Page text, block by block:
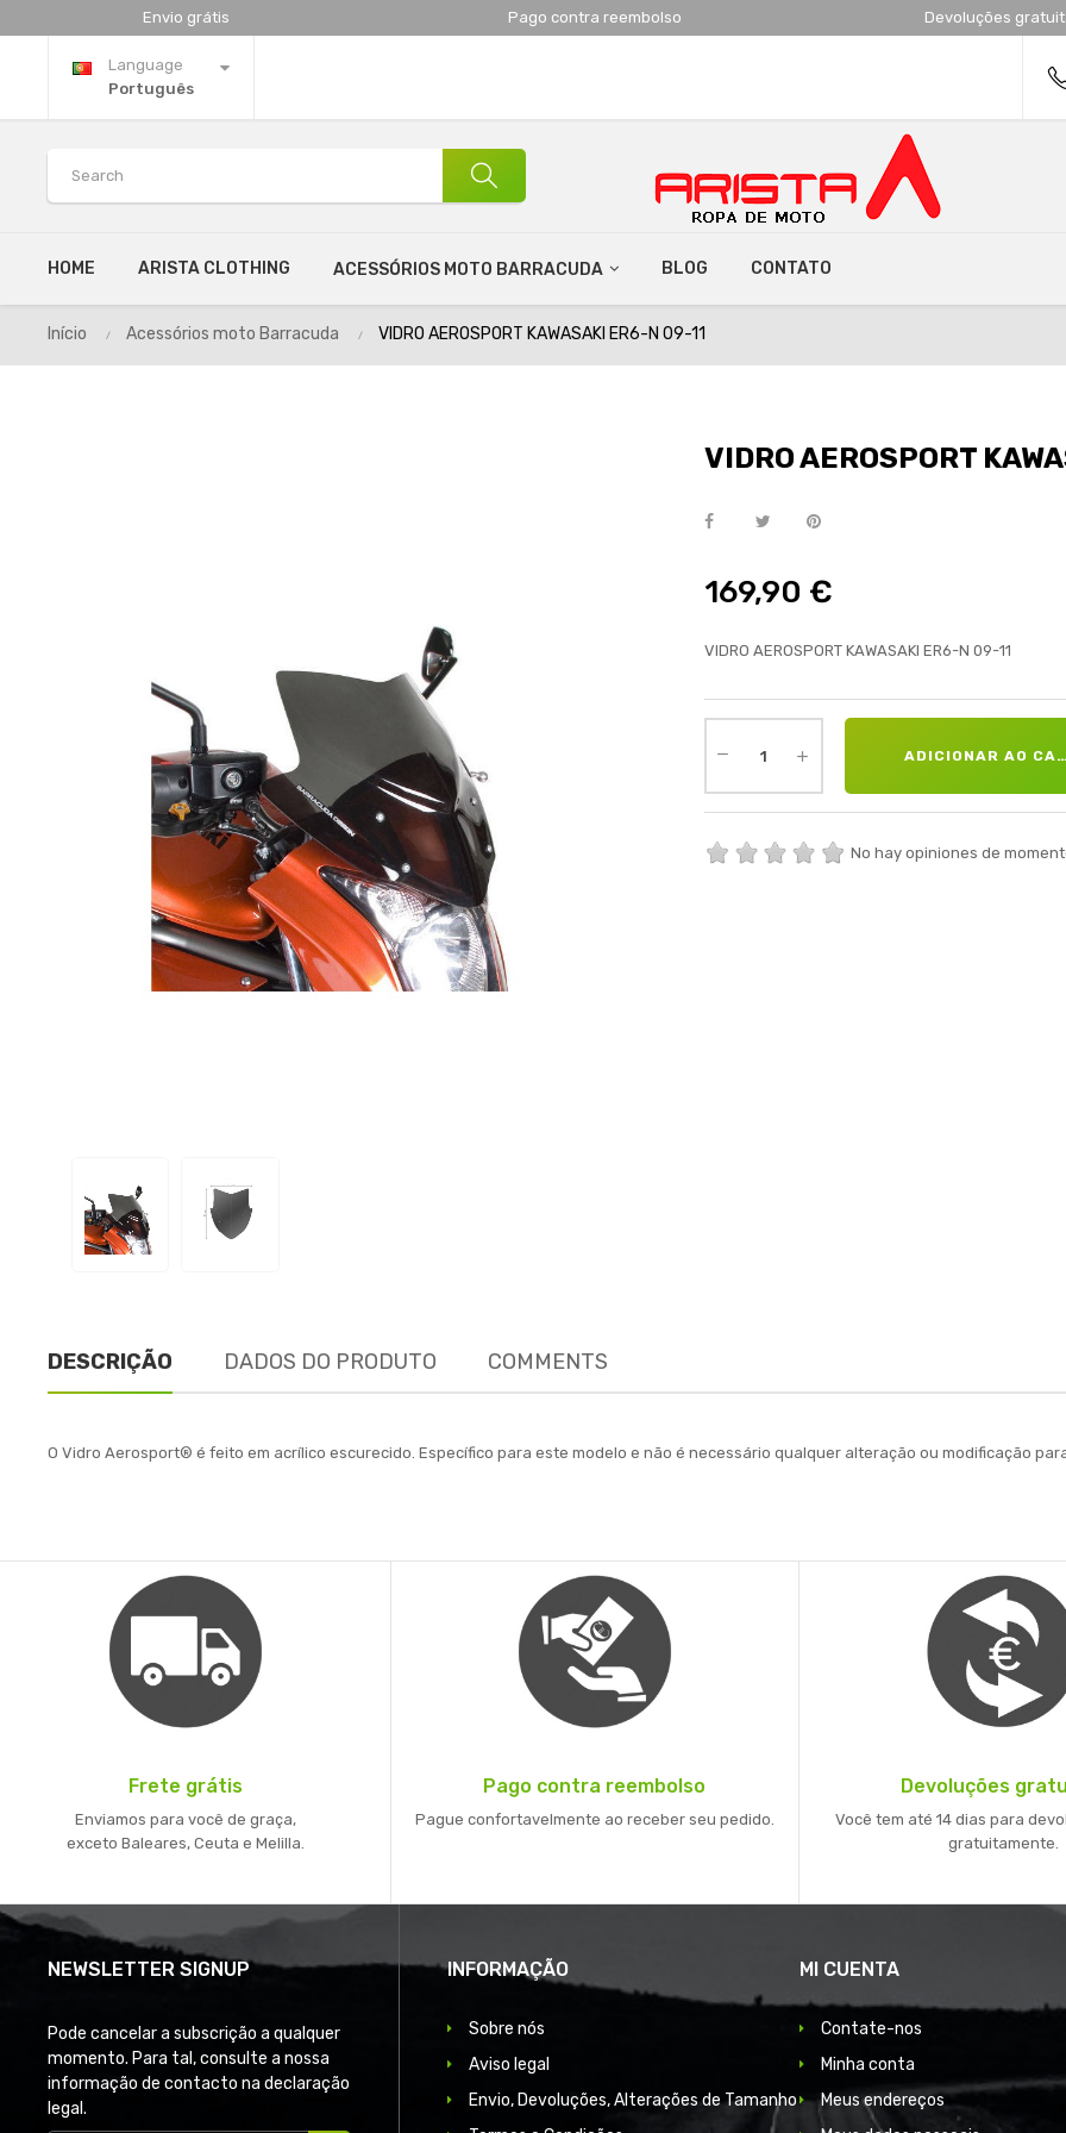
Envio grátis Pago contra reembolso Devoluções
Language
Português
HOME ARISTA CLOTHING ACESSÓRIOS MOTO BARRACUDA BLOG CONTATO
Início Acessórios moto Barracuda VIDRO AEROSPORT KAWASAKI ER6-N 09-11
VIDRO AEROSPORT
169,90 €
VIDRO AEROSPORT KAWASAKI ER6-N 09-11
ADICIONAR AO
No hay opiniones de
DESCRIÇÃO DADOS DO PRODUTO COMMENTS
O Vidro Aerosport® é feito em acrílico escurecido. Específico para este modelo e não é necessário qualquer alteração ou modificação
Frete grátis
Enviamos para você de graça,
exceto Baleares, Ceuta e Melilla.
Pago contra reembolso
Pague confortavelmente ao receber seu pedido.
Devoluções
Você tem até 14 dias para
gratuitamente.
NEWSLETTER SIGNUP
Pode cancelar a subscrição a qualquer
momento. Para tal, consulte a nossa
informação de contacto na declaração
legal.
INFORMAÇÃO
Sobre nós
Aviso legal
Envio, Devoluções, Alterações de Tamanho
MI CUENTA
Contate-nos
Minha conta
Meus endereços